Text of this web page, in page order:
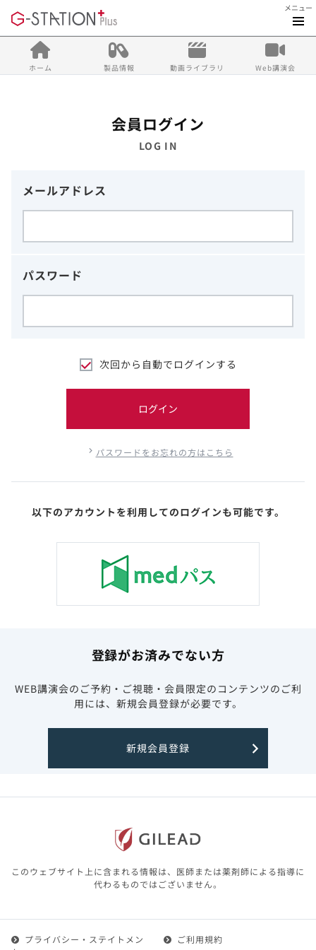
メニュー
ホーム 製品情報 動画ライブラリ Web講演会
会員ログイン
LOG IN
メールアドレス
パスワード
次回から自動でログインする
ログイン
パスワードをお忘れの方はこちら
以下のアカウントを利用してのログインも可能です。
登録がお済みでない方
WEB講演会のご予約・ご視聴・会員限定のコンテンツのご利
用には、新規会員登録が必要です。
新規会員登録
このウェブサイト上に含まれる情報は、医師または薬剤師による指導に
代わるものではございません。
プライバシー・ステイトメン
ご利用規約